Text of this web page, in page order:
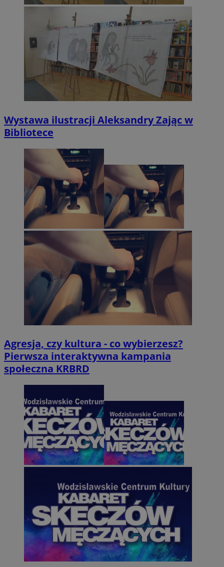
Wystawa ilustracji Aleksandry Zając w
Bibliotece
Agresja, czy kultura - co wybierzesz?
Pierwsza interaktywna kampania
społeczna KRBRD